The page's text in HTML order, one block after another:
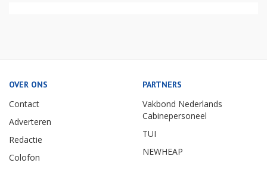
OVER ONS
Contact
Adverteren
Redactie
Colofon
PARTNERS
Vakbond Nederlands
Cabinepersoneel
TUI
NEWHEAP